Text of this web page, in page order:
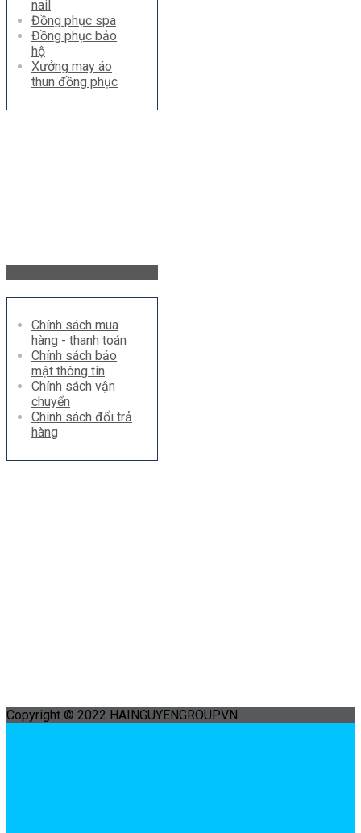
nail
Đồng phục spa
Đồng phục bảo
hộ
Xưởng may áo
thun đồng phục
Chính sách mua
hàng - thanh toán
Chính sách bảo
mật thông tin
Chính sách vận
chuyển
Chính sách đổi trả
hàng
Copyright © 2022 HAINGUYENGROUP.VN